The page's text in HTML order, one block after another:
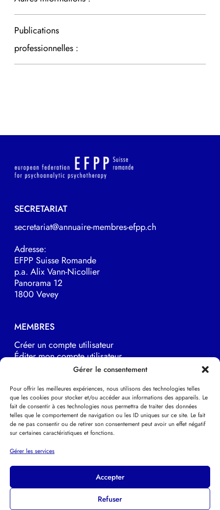
Gérer le consentement
Pour offrir les meilleures expériences, nous utilisons des technologies telles
que les cookies pour stocker et/ou accéder aux informations des appareils. Le
fait de consentir à ces technologies nous permettra de traiter des données
telles que le comportement de navigation ou les ID uniques sur ce site. Le fait
de ne pas consentir ou de retirer son consentement peut avoir un effet négatif
sur certaines caractéristiques et fonctions.
Gérer les services
Accepter
Refuser
Publications
professionnelles :
SECRETARIAT
secretariat@annuaire-membres-efpp.ch
Adresse:
EFPP Suisse Romande
p.a. Alix Vann-Nicollier
Panorama 12
1800 Vevey
MEMBRES
Créer un compte utilisateur
Éditer mon compte utilisateur
LIENS UTILES
EFPP Europe
EFPP Deutsche Schweiz
Psychothérapie Psychanalytique